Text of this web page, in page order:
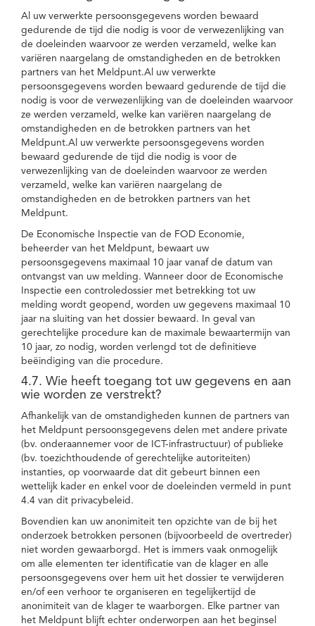
Al uw verwerkte persoonsgegevens worden bewaard
gedurende de tijd die nodig is voor de verwezenlijking van
de doeleinden waarvoor ze werden verzameld, welke kan
variëren naargelang de omstandigheden en de betrokken
partners van het Meldpunt.Al uw verwerkte
persoonsgegevens worden bewaard gedurende de tijd die
nodig is voor de verwezenlijking van de doeleinden waarvoor
ze werden verzameld, welke kan variëren naargelang de
omstandigheden en de betrokken partners van het
Meldpunt.Al uw verwerkte persoonsgegevens worden
bewaard gedurende de tijd die nodig is voor de
verwezenlijking van de doeleinden waarvoor ze werden
verzameld, welke kan variëren naargelang de
omstandigheden en de betrokken partners van het
Meldpunt.
De Economische Inspectie van de FOD Economie,
beheerder van het Meldpunt, bewaart uw
persoonsgegevens maximaal 10 jaar vanaf de datum van
ontvangst van uw melding. Wanneer door de Economische
Inspectie een controledossier met betrekking tot uw
melding wordt geopend, worden uw gegevens maximaal 10
jaar na sluiting van het dossier bewaard. In geval van
gerechtelijke procedure kan de maximale bewaartermijn van
10 jaar, zo nodig, worden verlengd tot de definitieve
beëindiging van die procedure.
4.7. Wie heeft toegang tot uw gegevens en aan
wie worden ze verstrekt?
Afhankelijk van de omstandigheden kunnen de partners van
het Meldpunt persoonsgegevens delen met andere private
(bv. onderaannemer voor de ICT-infrastructuur) of publieke
(bv. toezichthoudende of gerechtelijke autoriteiten)
instanties, op voorwaarde dat dit gebeurt binnen een
wettelijk kader en enkel voor de doeleinden vermeld in punt
4.4 van dit privacybeleid.
Bovendien kan uw anonimiteit ten opzichte van de bij het
onderzoek betrokken personen (bijvoorbeeld de overtreder)
niet worden gewaarborgd. Het is immers vaak onmogelijk
om alle elementen ter identificatie van de klager en alle
persoonsgegevens over hem uit het dossier te verwijderen
en/of een verhoor te organiseren en tegelijkertijd de
anonimiteit van de klager te waarborgen. Elke partner van
het Meldpunt blijft echter onderworpen aan het beginsel